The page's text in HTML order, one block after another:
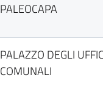
PALEOCAPA
PALAZZO DEGLI
COMUNALI